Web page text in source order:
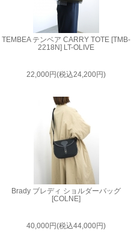
TEMBEA テンベア CARRY TOTE [TMB-
2218N] LT-OLIVE
22,000円(税込24,200円)
Brady ブレディ ショルダーバッグ
[COLNE]
40,000円(税込44,000円)